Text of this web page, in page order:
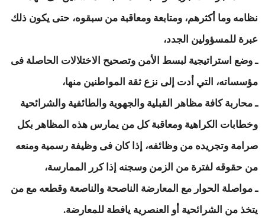
نظامه وما أكثرهم، ومتابعة ومعاقبة من سبقوه، حتى يكون ذلك
عبرة للمسؤولين الجدد،
ـ وضع استراتيجية لبسط الأمن وتصحيح الاختلالات الحاصلة فى
مؤسساته، التي أدت إلى نزع ثقة المواطنين منها،
ـ محاربة كافة مظاهر القبلية والجهوية والطائفية والشرائحية
وخطابات الكراهية ومعاقبة كل من يمارس هذه المظاهر بكل
صرامة وتجريده من وظائفه، إذا كان فى وظيفة رسمية ومنعه
من حقوقه لفترة من الزمن وسجنه إذا كرر الممارسة،
ـ مواصلة الحوار مع المعارضة الناصحة والناصعة وقطعه مع من
يتخذ من الشرائحية أو العنصرية يافطة للمعارضة.